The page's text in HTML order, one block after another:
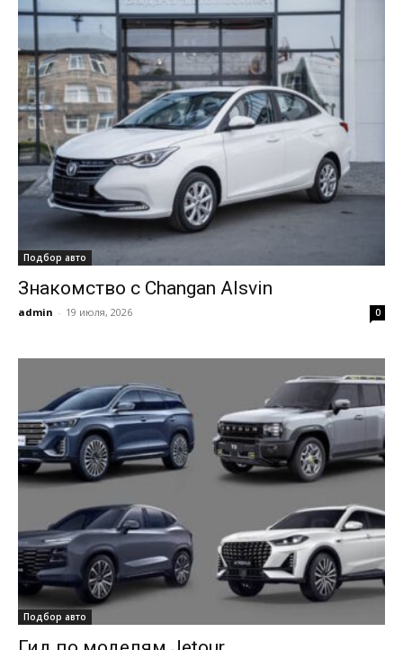
Подбор авто
Знакомство с Changan Alsvin
admin - 19 июля, 2026 0
Подбор авто